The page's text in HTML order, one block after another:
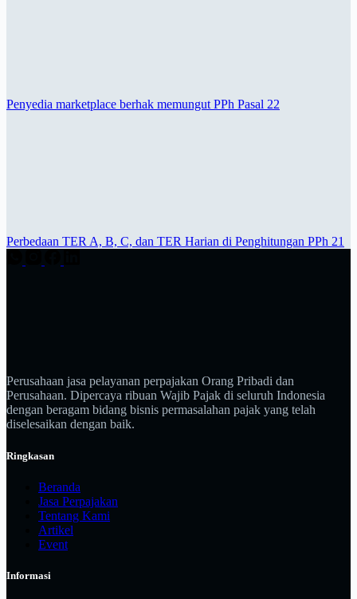
Penyedia marketplace berhak memungut PPh Pasal 22
Perbedaan TER A, B, C, dan TER Harian di Penghitungan PPh 21
Perusahaan jasa pelayanan perpajakan Orang Pribadi dan
Perusahaan. Dipercaya ribuan Wajib Pajak di seluruh Indonesia
dengan beragam bidang bisnis permasalahan pajak yang telah
diselesaikan dengan baik.
Ringkasan
Beranda
Jasa Perpajakan
Tentang Kami
Artikel
Event
Informasi